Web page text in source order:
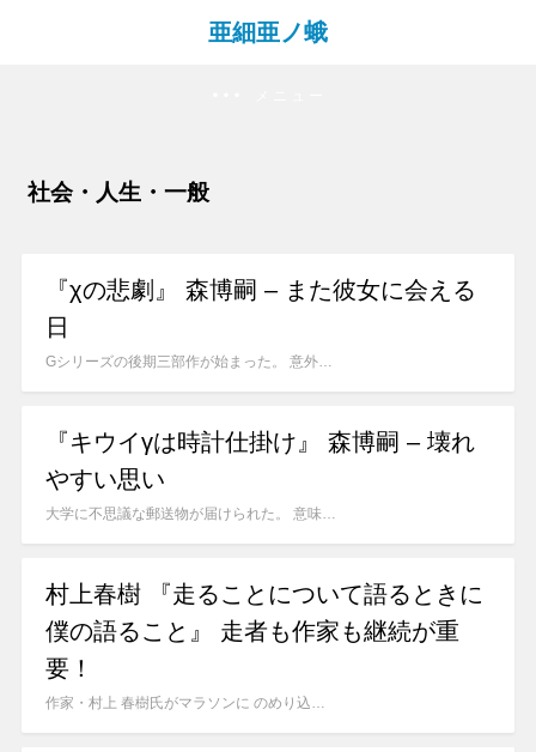
亜細亜ノ蛾
社会・人生・一般
『χの悲劇』 森博嗣 – また彼女に会える
日
Gシリーズの後期三部作が始まった。 意外…
『キウイγは時計仕掛け』 森博嗣 – 壊れ
やすい思い
大学に不思議な郵送物が届けられた。 意味…
村上春樹 『走ることについて語るときに
僕の語ること』 走者も作家も継続が重
要！
作家・村上 春樹氏がマラソンに のめり込…